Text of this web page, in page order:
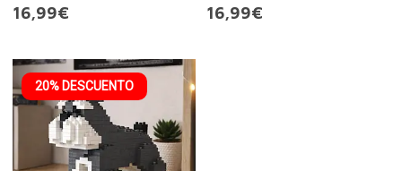
16,99€
16,99€
20% DESCUENTO